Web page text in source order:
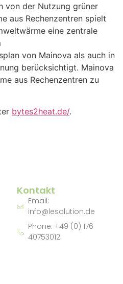
von der Nutzung grüner
aus Rechenzentren spielt
eine zentrale
von Mainova als auch in
berücksichtigt. Mainova
aus Rechenzentren zu
bytes2heat.de/.
Kontakt
Email:
info@lesolution.de
Phone: +49 (0) 176
40753012